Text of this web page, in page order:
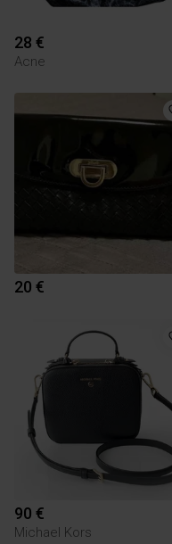
28 €
Acne
20 €
90 €
Michael Kors